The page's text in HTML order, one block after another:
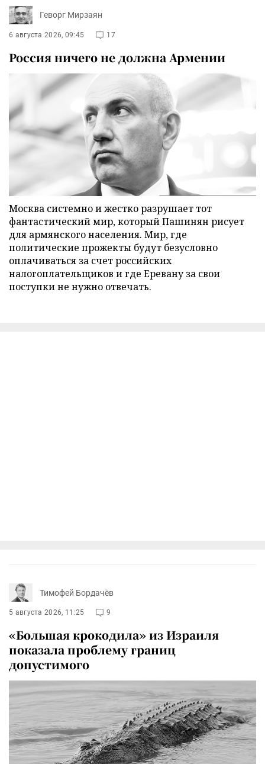
Геворг Мирзаян
6 августа 2026, 09:45 17
Россия ничего не должна Армении
Москва системно и жестко разрушает тот
фантастический мир, который Пашинян рисует
для армянского населения. Мир, где
политические прожекты будут безусловно
оплачиваться за счет российских
налогоплательщиков и где Еревану за свои
поступки не нужно отвечать.
Тимофей Бордачёв
5 августа 2026, 11:25 9
«Большая крокодила» из Израиля
показала проблему границ
допустимого